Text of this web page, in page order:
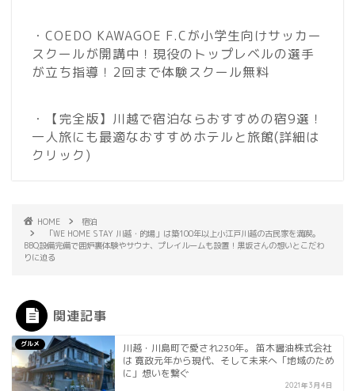
・COEDO KAWAGOE F.Cが小学生向けサッカー
スクールが開講中！現役のトップレベルの選手
が立ち指導！2回まで体験スクール無料
・【完全版】川越で宿泊ならおすすめの宿9選！
一人旅にも最適なおすすめホテルと旅館(詳細は
クリック)
HOME
宿泊
「WE HOME STAY 川越・的場」は築100年以上小江戸川越の古民家を満喫。
BBQ設備完備で囲炉裏体験やサウナ、プレイルームも設置！黒坂さんの想いとこだわ
りに迫る
関連記事
グルメ
川越・川島町で愛され230年。 笛木醤油株式会社
は 寛政元年から現代、そして未来へ「地域のため
に」想いを繋ぐ
2021年3月4日